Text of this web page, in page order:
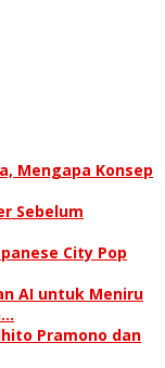
Mengapa Konsep
Sebelum
City Pop
AI untuk Meniru
Pramono dan